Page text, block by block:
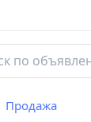
Продажа